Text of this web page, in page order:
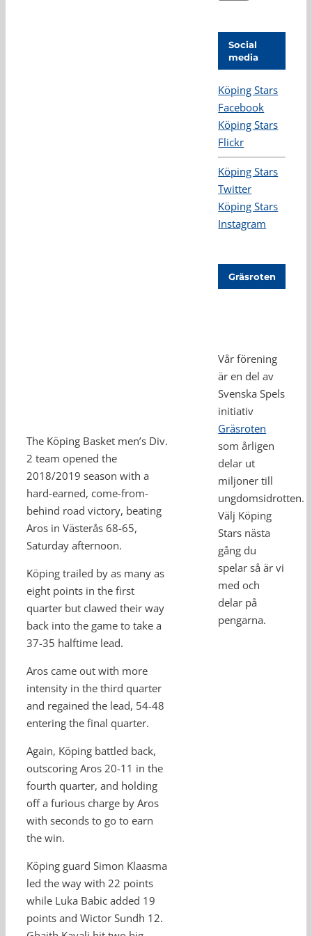
The Köping Basket men’s Div.
2 team opened the
2018/2019 season with a
hard-earned, come-from-
behind road victory, beating
Aros in Västerås 68-65,
Saturday afternoon.
Köping trailed by as many as
eight points in the first
quarter but clawed their way
back into the game to take a
37-35 halftime lead.
Aros came out with more
intensity in the third quarter
and regained the lead, 54-48
entering the final quarter.
Again, Köping battled back,
outscoring Aros 20-11 in the
fourth quarter, and holding
off a furious charge by Aros
with seconds to go to earn
the win.
Köping guard Simon Klaasma
led the way with 22 points
while Luka Babic added 19
points and Wictor Sundh 12.
Social
media
Köping Stars
Facebook
Köping Stars
Flickr
Köping Stars
Twitter
Köping Stars
Instagram
Gräsroten
Vår förening
är en del av
Svenska Spels
initiativ
Gräsroten
som årligen
delar ut
miljoner till
ungdomsidrotten.
Välj Köping
Stars nästa
gång du
spelar så är vi
med och
delar på
pengarna.